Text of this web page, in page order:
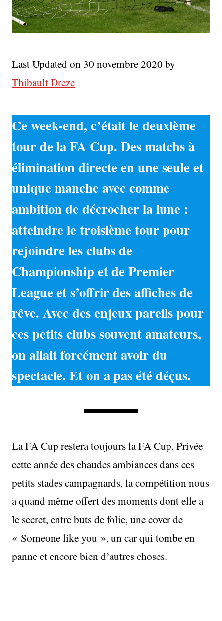
Last Updated on 30 novembre 2020 by
Thibault Dreze
Ce week-end, c’était le deuxième
tour de la FA Cup. Des matchs à
élimination directe en une seule et
unique manche avec comme
ambition de décrocher la lune :
atteindre le troisième tour pour
rejoindre les clubs de
Championship et de Premier
League et s’offrir des affiches de
rêve. Avec des enjeux pareils pour
ces petits clubs souvent amateurs,
on allait forcément avoir du
spectacle. Et on a pas été déçus.
La FA Cup restera toujours la FA Cup. Privée
cette année des chaudes ambiances dans ces
petits stades campagnards, la compétition nous
a quand même offert des moments dont elle a
le secret, entre buts de folie, une cover de
« Someone like you », un car qui tombe en
panne et encore bien d’autres choses.